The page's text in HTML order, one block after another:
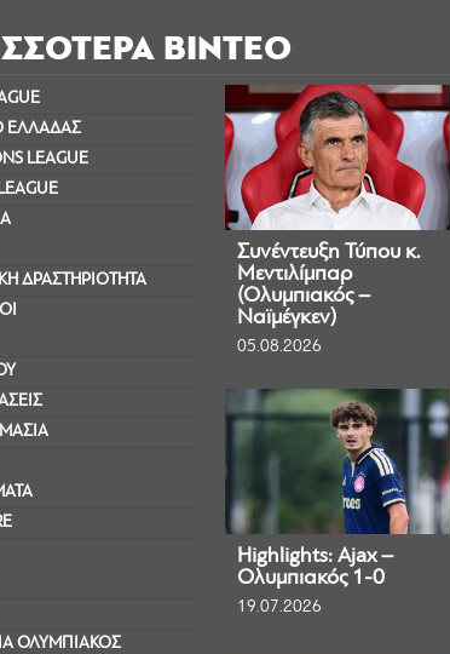
ΒΙΝΤΕΟ
ΕΛΛΑΔΑΣ
LEAGUE
ΔΡΑΣΤΗΡΙΟΤΗΤΑ
ΟΛΥΜΠΙΑΚΟΣ
Συνέντευξη Τύπου κ.
Μεντιλίμπαρ
(Ολυμπιακός –
Ναϊμέγκεν)
05.08.2026
Highlights: Ajax –
Ολυμπιακός 1-0
19.07.2026